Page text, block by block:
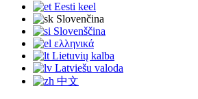
Eesti keel
Slovenčina
Slovenščina
ελληνικά
Lietuvių kalba
Latviešu valoda
中文